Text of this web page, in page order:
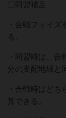
〇同盟補⾜
・合戦フェイ
る。
・同盟時は、
分の⽀配地域と
・合戦時はど
算できる。